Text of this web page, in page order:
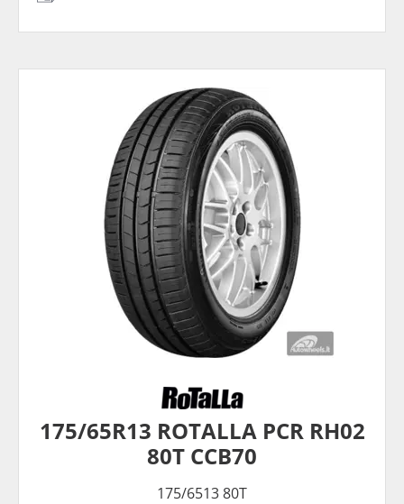
175/65R13 ROTALLA PCR RH02
80T CCB70
175/6513 80T